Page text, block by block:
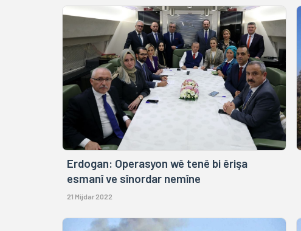
Erdogan: Operasyon wê tenê bi êrişa
esmanî ve sînordar nemîne
21 Mijdar 2022